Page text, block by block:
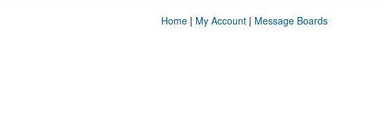
Home| My Account| Message Boards